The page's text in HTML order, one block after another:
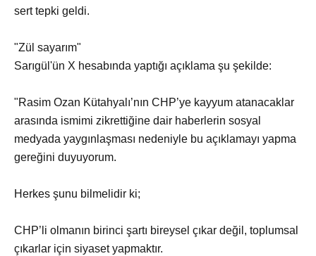
sert tepki geldi.
"Zül sayarım"
Sarıgül'ün X hesabında yaptığı açıklama şu şekilde:
"Rasim Ozan Kütahyalı’nın CHP’ye kayyum atanacaklar
arasında ismimi zikrettiğine dair haberlerin sosyal
medyada yaygınlaşması nedeniyle bu açıklamayı yapma
gereğini duyuyorum.
Herkes şunu bilmelidir ki;
CHP’li olmanın birinci şartı bireysel çıkar değil, toplumsal
çıkarlar için siyaset yapmaktır.